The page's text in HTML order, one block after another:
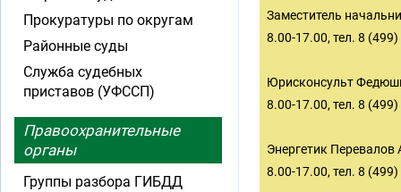
Заместитель
8.00-17.00, тел. 8
Юрисконсульт
8.00-17.00, тел. 8
Энергетик
8.00-17.00, тел. 8
Прокуратуры по округам
Районные суды
Служба судебных
приставов (УФССП)
Правоохранительные
органы
Группы разбора ГИБДД